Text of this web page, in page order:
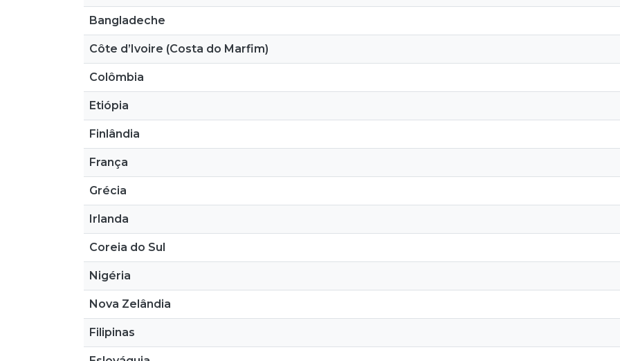
Bangladeche
Côte d’Ivoire (Costa do Marfim)
Colômbia
Etiópia
Finlândia
França
Grécia
Irlanda
Coreia do Sul
Nigéria
Nova Zelândia
Filipinas